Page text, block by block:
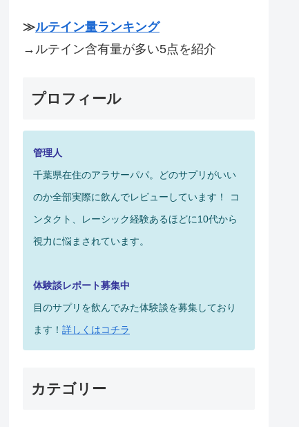
≫ルテイン量ランキング
→ルテイン含有量が多い5点を紹介
プロフィール
管理人
千葉県在住のアラサーパパ。どのサプリがいい
のか全部実際に飲んでレビューしています！
コ
ンタクト、レーシック経験あるほどに10代から
視力に悩まされています。
体験談レポート募集中
目のサプリを飲んでみた体験談を募集しており
ます！ 詳しくはコチラ
カテゴリー